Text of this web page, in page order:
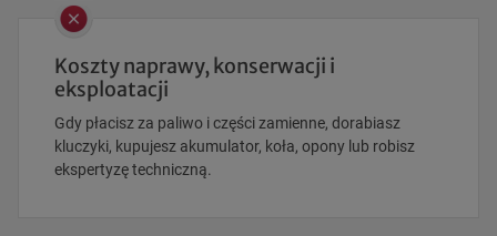
Koszty naprawy, konserwacji i
eksploatacji
Gdy płacisz za paliwo i części zamienne, dorabiasz
kluczyki, kupujesz akumulator, koła, opony lub robisz
ekspertyzę techniczną.